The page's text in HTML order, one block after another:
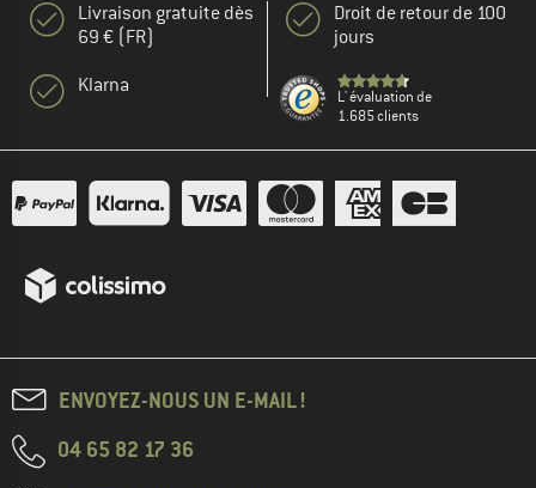
Livraison gratuite dès
69 € (FR)
Klarna
Droit de retour de 100
jours
L' évaluation de
1.685 clients
ENVOYEZ-NOUS UN E-MAIL !
04 65 82 17 36